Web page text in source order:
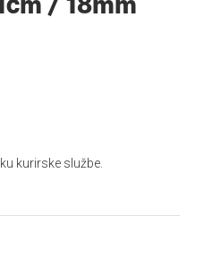
kurirske službe.